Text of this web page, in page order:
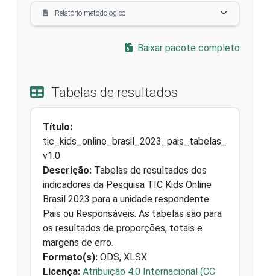
Relatório metodológico
Baixar pacote completo
Tabelas de resultados
Título:
tic_kids_online_brasil_2023_pais_tabelas_
v1.0
Descrição: Tabelas de resultados dos
indicadores da Pesquisa TIC Kids Online
Brasil 2023 para a unidade respondente
Pais ou Responsáveis. As tabelas são para
os resultados de proporções, totais e
margens de erro.
Formato(s): ODS, XLSX
Licença: Atribuição 4.0 Internacional (CC